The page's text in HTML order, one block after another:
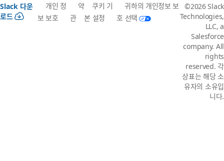
Slack 다운
로드
개인 정
보 보호
약
관
쿠키 기
본 설정
귀하의 개인정보 보
호 선택
©2026 Slack
Technologies,
LLC, a
Salesforce
company. All
rights
reserved. 각
상표는 해당 소
유자의 소유입
니다.